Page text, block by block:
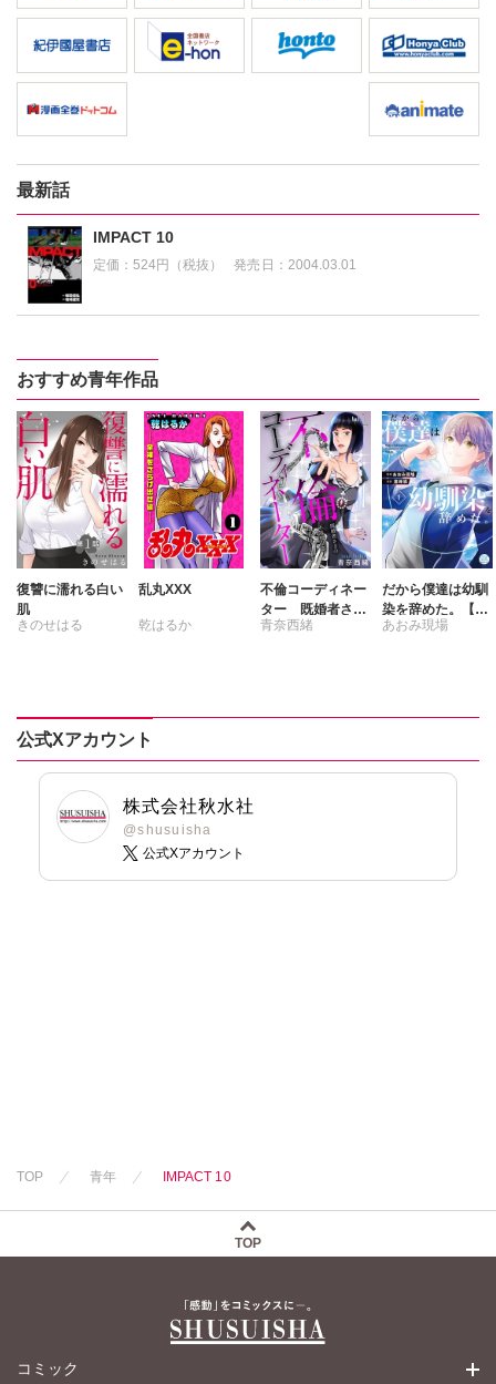
最新話
IMPACT 10
定価：524円（税抜） 発売日： 2004.03.01
おすすめ青年作品
復讐に濡れる白い
肌
きのせはる
乱丸XXX
乾はるか
不倫コーディネー
ター 既婚者さま
の不道徳な恋、お
青奈西緒
だから僕達は幼馴
染を辞めた。【単
行本版】1
あおみ現場
公式Xアカウント
株式会社秋水社
@shusuisha
公式Xアカウント
TOP 青年 IMPACT 10
TOP
コミック